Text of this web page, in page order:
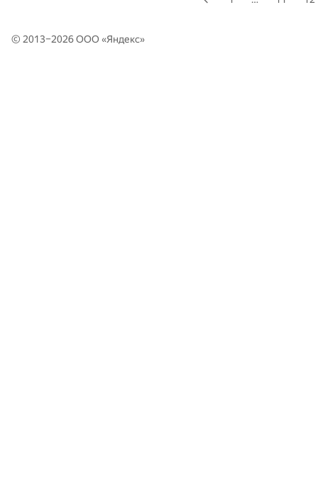
© 2013–2026 ООО «Яндекс»